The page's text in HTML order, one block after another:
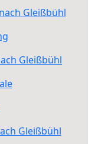
Gleißbühl
Gleißbühl
Gleißbühl